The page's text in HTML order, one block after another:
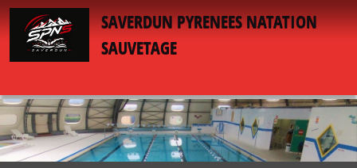
SAVERDUN PYRENEES NATATION
SAUVETAGE
Panneau de gestion des cookies